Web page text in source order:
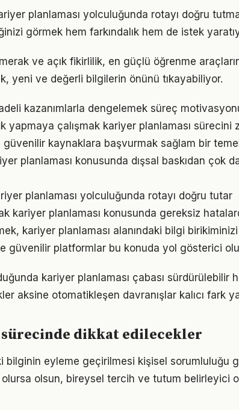
planlaması yolculuğunda rotayı doğru
görmek hem farkındalık hem de istek
ve açık fikirlilik, en güçlü öğrenme
yeni ve değerli bilgilerin önünü tıkayabiliyor.
kazanımlarla dengelemek süreç
yapmaya çalışmak kariyer planlaması sürecini
güvenilir kaynaklara başvurmak sağlam bir
planlaması konusunda dışsal baskıdan çok
planlaması yolculuğunda rotayı doğru tutar
kariyer planlaması konusunda gereksiz
kariyer planlaması alanındaki bilgi
güvenilir platformlar bu konuda yol gösterici
kariyer planlaması çabası sürdürülebilir
aksine otomatikleşen davranışlar kalıcı fark
dikkat edilecekler
bilginin eyleme geçirilmesi kişisel sorumluluğu
olsun, bireysel tercih ve tutum belirleyici